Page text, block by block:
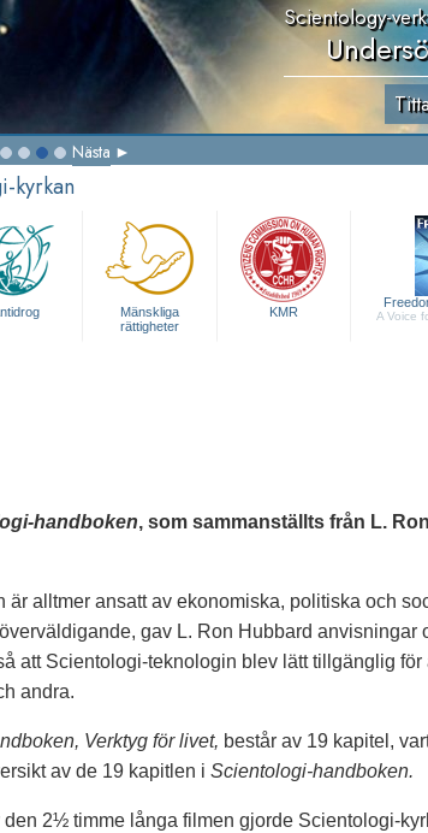
Scientology-
Nästa
kyrkan
Mänskliga
rättigheter
KMR A Voice
handboken, som sammanställts från L. Ron
är alltmer ansatt av ekonomiska, politiska och
gav L. Ron Hubbard anvisningar
att Scientologi-teknologin blev lätt tillgänglig för
andra.
Verktyg för livet, består av 19 kapitel,
av de 19 kapitlen i Scientologi-handboken.
den 2½ timme långa filmen gjorde Scientologi-